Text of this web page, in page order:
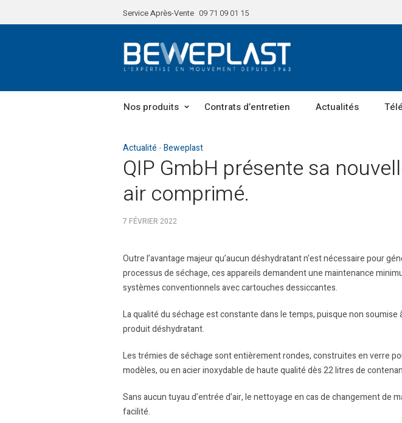
Service Après-Vente 09 71 09 01 15
Nos produits Contrats d’entretien Actualités
Actualité Beweplast
QIP GmbH présente sa
air comprimé.
7 FÉVRIER 2022
Outre l’avantage majeur qu’aucun déshydratant n’est nécessaire pour
processus de séchage, ces appareils demandent une maintenance
systèmes conventionnels avec cartouches dessiccantes.
La qualité du séchage est constante dans le temps, puisque non soumise
produit déshydratant.
Les trémies de séchage sont entièrement rondes, construites en verre
modèles, ou en acier inoxydable de haute qualité dès 22 litres de
Sans aucun tuyau d’entrée d’air, le nettoyage en cas de changement de
facilité.